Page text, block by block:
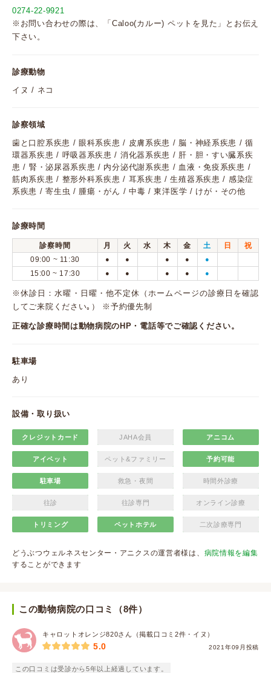
0274-22-9921
※お問い合わせの際は、「Caloo(カルー) ペットを見た」とお伝え
下さい。
診療動物
イヌ / ネコ
診察領域
歯と口腔系疾患 / 眼科系疾患 / 皮膚系疾患 / 脳・神経系疾患 / 循
環器系疾患 / 呼吸器系疾患 / 消化器系疾患 / 肝・胆・すい臓系疾
患 / 腎・泌尿器系疾患 / 内分泌代謝系疾患 / 血液・免疫系疾患 /
筋肉系疾患 / 整形外科系疾患 / 耳系疾患 / 生殖器系疾患 / 感染症
系疾患 / 寄生虫 / 腫瘍・がん / 中毒 / 東洋医学 / けが・その他
診療時間
診察時間 月 火 水 木 金 土 日
祝
09:00 ~ 11:30
● ● ● ● ●
15:00 ~ 17:30 ● ● ● ● ●
※休診日：水曜・日曜・他不定休（ホームページの診療日を確認
してご来院ください｡） ※予約優先制
正確な診療時間は動物病院のHP・電話等でご確認ください。
駐車場
あり
設備・取り扱い
クレジットカード JAHA会員 アニコム
アイペット ペット&ファミリー 予約可能
駐車場 救急・夜間 時間外診療
往診 往診専門 オンライン診療
トリミング ペットホテル 二次診療専門
どうぶつウェルネスセンター・アニクスの運営者様は、 病院情報を編集
することができます
この動物病院の口コミ（8件）
キャロットオレンジ820さん（掲載口コミ2件・イヌ）
2021年09月投稿
5.0
この口コミは受診から5年以上経過しています。